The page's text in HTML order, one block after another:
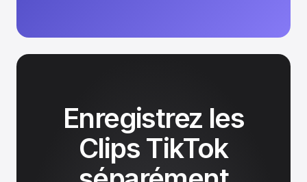
Enregistrez les
Clips TikTok